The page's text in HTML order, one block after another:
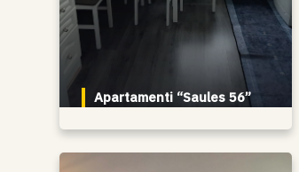
Apartamenti “Saules 56”